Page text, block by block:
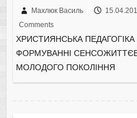
Махлюк Василь
Comments
ХРИСТИЯНСЬКА
ФОРМУВАННІ
МОЛОДОГО ПОКОЛІННЯ